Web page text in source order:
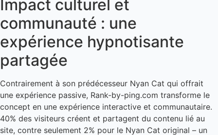
Impact culturel et
communauté : une
expérience hypnotisante
partagée
Contrairement à son prédécesseur Nyan Cat qui offrait
une expérience passive, Rank-by-ping.com transforme le
concept en une expérience interactive et communautaire.
40% des visiteurs créent et partagent du contenu lié au
site, contre seulement 2% pour le Nyan Cat original – un